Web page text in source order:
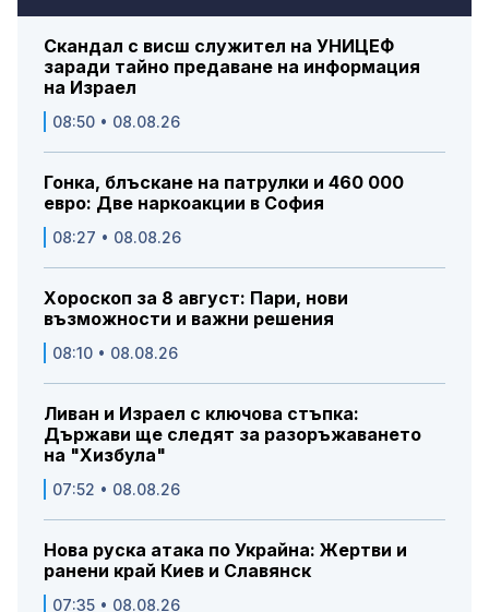
Скандал с висш служител на УНИЦЕФ
заради тайно предаване на информация
на Израел
08:50 • 08.08.26
Гонка, блъскане на патрулки и 460 000
евро: Две наркоакции в София
08:27 • 08.08.26
Хороскоп за 8 август: Пари, нови
възможности и важни решения
08:10 • 08.08.26
Ливан и Израел с ключова стъпка:
Държави ще следят за разоръжаването
на "Хизбула"
07:52 • 08.08.26
Нова руска атака по Украйна: Жертви и
ранени край Киев и Славянск
07:35 • 08.08.26